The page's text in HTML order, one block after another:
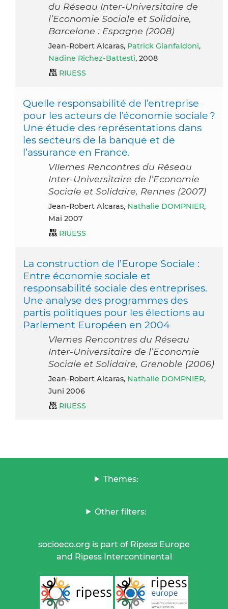
du Réseau Inter-Universitaire de
l’Economie Sociale et Solidaire,
Barcelone : Espagne (2008)
Jean-Robert Alcaras, Patrick Gianfaldoni,
Nadine Richez-Battesti, 2008
RIUESS
Quelle responsabilité de l’entreprise
pour les acteurs de l’économie sociale ?
Une étude des représentations dans
les secteurs de la banque et de
l’assurance en France.
VIIemes Rencontres du Réseau
Inter-Universitaire de l’Economie
Sociale et Solidaire, Rennes (2007)
Jean-Robert Alcaras, Nathalie DOMPNIER,
Mai 2007
RIUESS
La construction de l’Europe Sociale :
Entre économie sociale et
responsabilité sociale des entreprises.
Une analyse des programmes des
partis politiques pour les élections au
Parlement Européen en 2004
VIemes Rencontres du Réseau
Inter-Universitaire de l’Economie
Sociale et Solidaire, Grenoble (2006)
Jean-Robert Alcaras, Nathalie DOMPNIER,
Juni 2006
RIUESS
Themes:
Other filters:
socioeco.org is part of Ripess Europe
and Ripess Intercontinental